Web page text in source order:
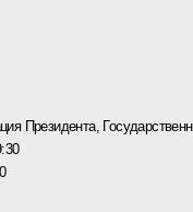
Президента,